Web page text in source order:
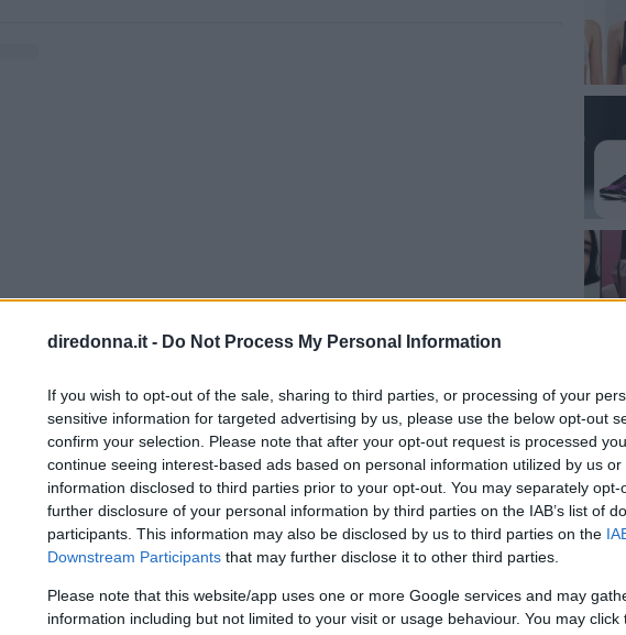
diredonna.it - Do Not Process My Personal Information
If you wish to opt-out of the sale, sharing to third parties, or processing of your
sensitive information for targeted advertising by us, please use the below opt-out
confirm your selection. Please note that after your opt-out request is processed
continue seeing interest-based ads based on personal information utilized by us or
information disclosed to third parties prior to your opt-out. You may separately opt-
further disclosure of your personal information by third parties on the IAB’s list of
participants. This information may also be disclosed by us to third parties on the
Downstream Participants that may further disclose it to other third parties.
Please note that this website/app uses one or more Google services and may
information including but not limited to your visit or usage behaviour. You may click
Visualizza questo post su Instagram